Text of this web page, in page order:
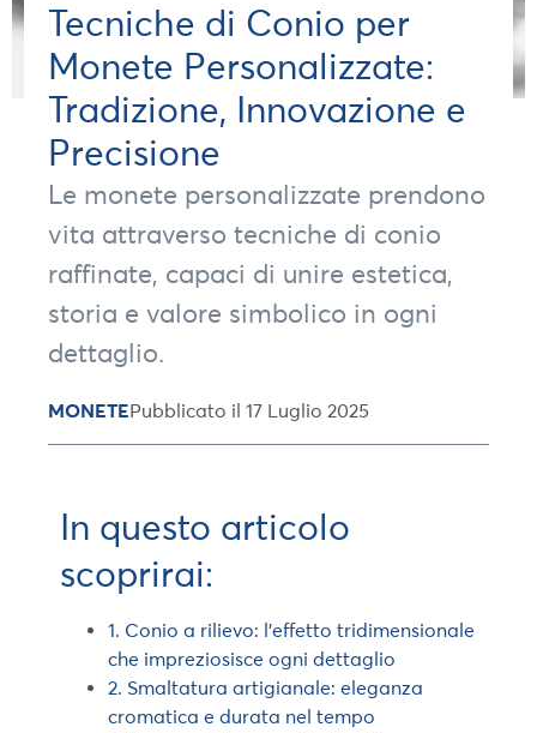
Tecniche di Conio per
Monete Personalizzate:
Tradizione, Innovazione e
Precisione
Le monete personalizzate prendono
vita attraverso tecniche di conio
raffinate, capaci di unire estetica,
storia e valore simbolico in ogni
dettaglio.
MONETEPubblicato il 17 Luglio 2025
In questo articolo
scoprirai:
1. Conio a rilievo: l’effetto tridimensionale
che impreziosisce ogni dettaglio
2. Smaltatura artigianale: eleganza
cromatica e durata nel tempo